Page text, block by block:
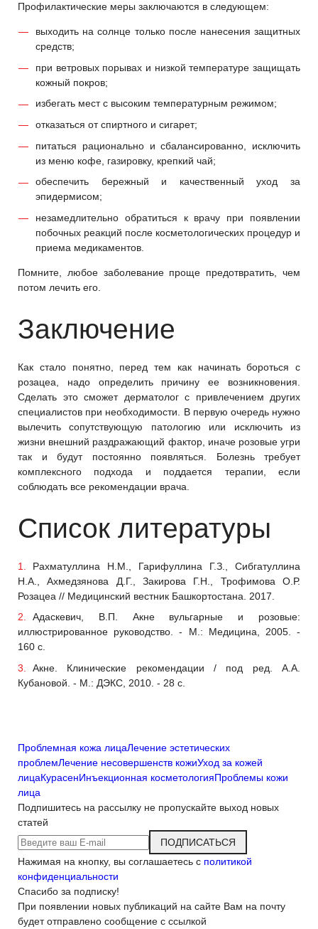
Профилактические меры заключаются в следующем:
выходить на солнце только после нанесения защитных
средств;
при ветровых порывах и низкой температуре защищать
кожный покров;
избегать мест с высоким температурным режимом;
отказаться от спиртного и сигарет;
питаться рационально и сбалансированно, исключить
из меню кофе, газировку, крепкий чай;
обеспечить бережный и качественный уход за
эпидермисом;
незамедлительно обратиться к врачу при появлении
побочных реакций после косметологических процедур и
приема медикаментов.
Помните, любое заболевание проще предотвратить, чем
потом лечить его.
Заключение
Как стало понятно, перед тем как начинать бороться с
розацеа, надо определить причину ее возникновения.
Сделать это сможет дерматолог с привлечением других
специалистов при необходимости. В первую очередь нужно
вылечить сопутствующую патологию или исключить из
жизни внешний раздражающий фактор, иначе розовые угри
так и будут постоянно появляться. Болезнь требует
комплексного подхода и поддается терапии, если
соблюдать все рекомендации врача.
Список литературы
Рахматуллина Н.М., Гарифуллина Г.З., Сибгатуллина
Н.А., Ахмедзянова Д.Г., Закирова Г.Н., Трофимова О.Р.
Розацеа // Медицинский вестник Башкортостана. 2017.
Адаскевич, В.П. Акне вульгарные и розовые:
иллюстрированное руководство. - М.: Медицина, 2005. -
160 с.
Акне. Клинические рекомендации / под ред. А.А.
Кубановой. - М.: ДЭКС, 2010. - 28 с.
Проблемная кожа лицаЛечение эстетических
проблемЛечение несовершенств кожиУход за кожей
лицаКурасенИнъекционная косметологияПроблемы кожи
лицa
Подпишитесь на рассылку не пропускайте выход новых
статей
ПОДПИСАТЬСЯ
Нажимая на кнопку, вы соглашаетесь с политикой
конфиденциальности
Спасибо за подписку!
При появлении новых публикаций на сайте Вам на почту
будет отправлено сообщение с ссылкой